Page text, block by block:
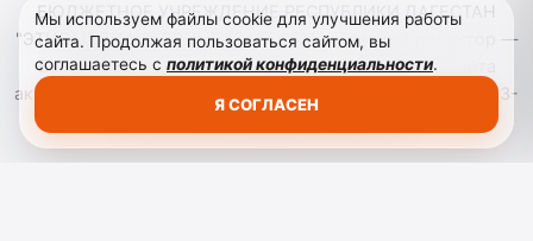
БЮДЖЕТНОЕ УЧРЕЖДЕНИЕ РЕСПУБЛИКИ ДАГЕСТАН
"ЭТНОМЕДИАХОЛДИНГ "ДАГЕСТАН". Главный редактор —
Багомедов Р.Р. При использовании материалов сайта
активная гиперссылка на zamana.info обязательна. ©️ 2013-
Мы используем файлы cookie для улучшения работы
сайта. Продолжая пользоваться сайтом, вы
соглашаетесь с политикой конфиденциальности.
Я СОГЛАСЕН